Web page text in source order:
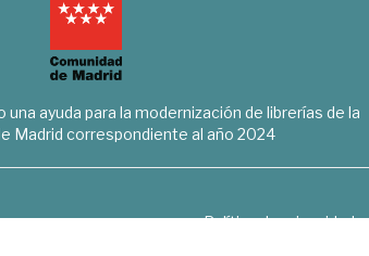
ayuda para la modernización de librerías de la
Madrid correspondiente al año 2024
Política de privacidad